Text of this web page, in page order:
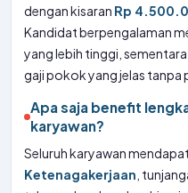
dengan kisaran Rp
Kandidat berpengalaman
yang lebih tinggi,
gaji pokok yang jelas tanpa
Apa saja benefit
karyawan?
Seluruh karyawan
Ketenagakerjaan ,